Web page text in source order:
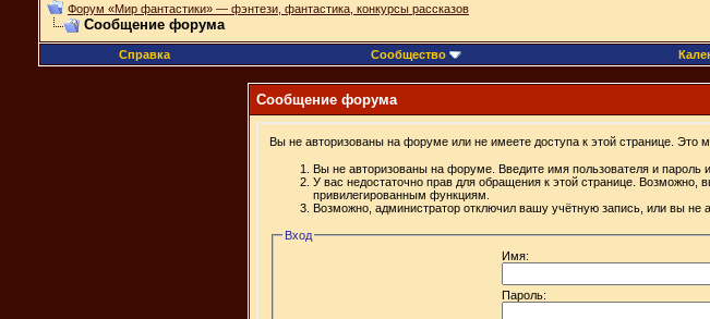
Форум «Мир фантастики» — фэнтези, фантастика, конкурсы рассказов
Сообщение форума
Справка
Сообщество
Сообщение форума
Вы не авторизованы на форуме или не имеете доступа к этой странице. Это
Вы не авторизованы на форуме. Введите имя пользователя и пароль
У вас недостаточно прав для обращения к этой странице. Возможно,
привилегированным функциям.
Возможно, администратор отключил вашу учётную запись, или вы не
Вход
Имя:
Пароль: